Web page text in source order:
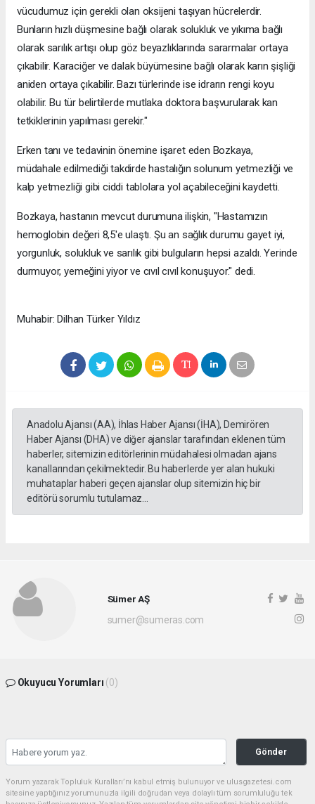
vücudumuz için gerekli olan oksijeni taşıyan hücrelerdir.
Bunların hızlı düşmesine bağlı olarak solukluk ve yıkıma bağlı
olarak sarılık artışı olup göz beyazlıklarında sararmalar ortaya
çıkabilir. Karaciğer ve dalak büyümesine bağlı olarak karın şişliği
aniden ortaya çıkabilir. Bazı türlerinde ise idrarın rengi koyu
olabilir. Bu tür belirtilerde mutlaka doktora başvurularak kan
tetkiklerinin yapılması gerekir."
Erken tanı ve tedavinin önemine işaret eden Bozkaya,
müdahale edilmediği takdirde hastalığın solunum yetmezliği ve
kalp yetmezliği gibi ciddi tablolara yol açabileceğini kaydetti.
Bozkaya, hastanın mevcut durumuna ilişkin, "Hastamızın
hemoglobin değeri 8,5'e ulaştı. Şu an sağlık durumu gayet iyi,
yorgunluk, solukluk ve sarılık gibi bulguların hepsi azaldı. Yerinde
durmuyor, yemeğini yiyor ve cıvıl cıvıl konuşuyor." dedi.
Muhabir: Dilhan Türker Yıldız
Anadolu Ajansı (AA), İhlas Haber Ajansı (İHA), Demirören
Haber Ajansı (DHA) ve diğer ajanslar tarafından eklenen tüm
haberler, sitemizin editörlerinin müdahalesi olmadan ajans
kanallarından çekilmektedir. Bu haberlerde yer alan hukuki
muhataplar haberi geçen ajanslar olup sitemizin hiç bir
editörü sorumlu tutulamaz...
Sümer AŞ
sumer@sumeras.com
Okuyucu Yorumları (0)
Gönder
Yorum yazarak Topluluk Kuralları’nı kabul etmiş bulunuyor ve ulusgazetesi.com
sitesine yaptığınız yorumunuzla ilgili doğrudan veya dolaylı tüm sorumluluğu tek